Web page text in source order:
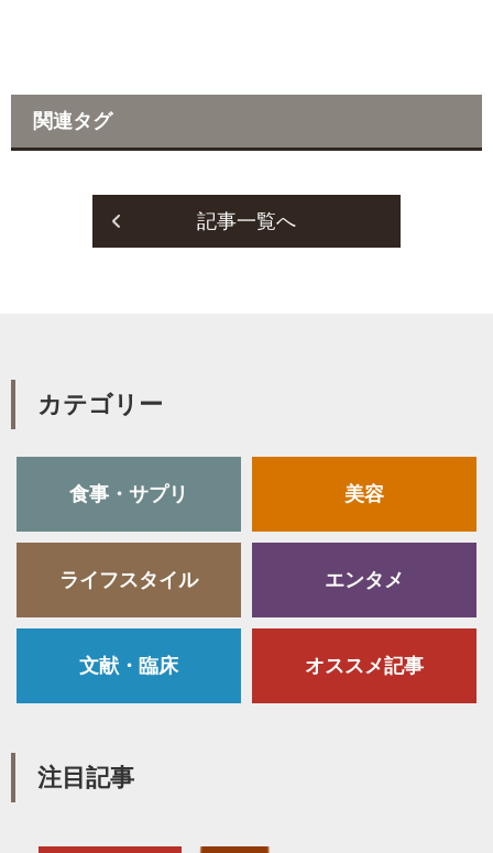
関連タグ
記事一覧へ
カテゴリー
食事・サプリ 美容
ライフスタイル エンタメ
文献・臨床 オススメ記事
注目記事